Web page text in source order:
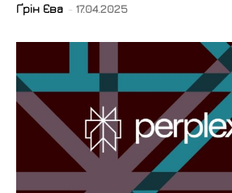
Ґрін Єва - 17.04.2025